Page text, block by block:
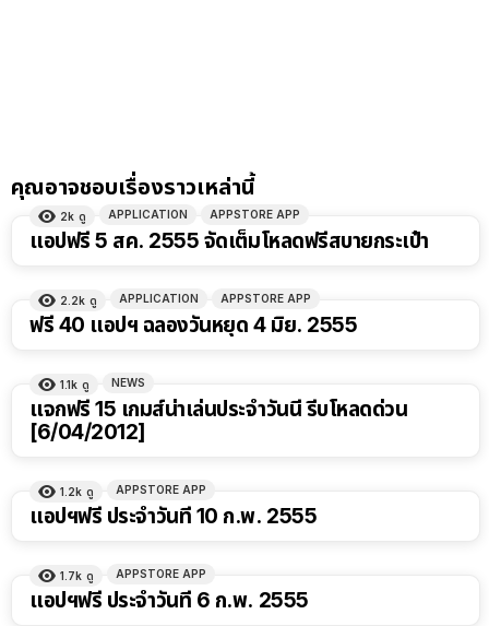
คุณอาจชอบเรื่องราวเหล่านี้
2k ดู APPLICATION APPSTORE APP
แอปฟรี 5 สค. 2555 จัดเต็มโหลดฟรีสบายกระเป๋า
2.2k ดู APPLICATION APPSTORE APP
ฟรี 40 แอปฯ ฉลองวันหยุด 4 มิย. 2555
1.1k ดู NEWS
แจกฟรี 15 เกมส์น่าเล่นประจำวันนี้ รีบโหลดด่วน
[6/04/2012]
1.2k ดู APPSTORE APP
แอปฯฟรี ประจำวันที่ 10 ก.พ. 2555
1.7k ดู APPSTORE APP
แอปฯฟรี ประจำวันที่ 6 ก.พ. 2555